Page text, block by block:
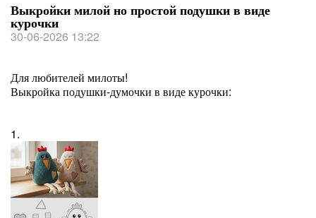
Выкройки милой но простой подушки в виде
курочки
30-06-2026 13:22
Для любителей милоты!
Выкройка подушки-думочки в виде курочки:
1.